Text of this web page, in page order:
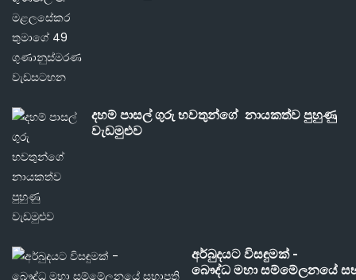
දහම් පාසල් ගුරු භවතුන්ගේ නායකත්ව පුහුණු
වැඩමුළුව
අර්බුදයට විසඳුමක් -
බෞද්ධ මහා සම්මේලනයේ